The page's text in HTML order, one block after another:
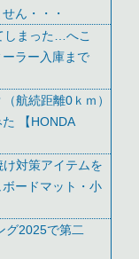
ん・・・
しまった…へこ
ラー入庫まで
航続距離0ｋｍ）
【HONDA
対策アイテムを
ードマット・小
2025で第二